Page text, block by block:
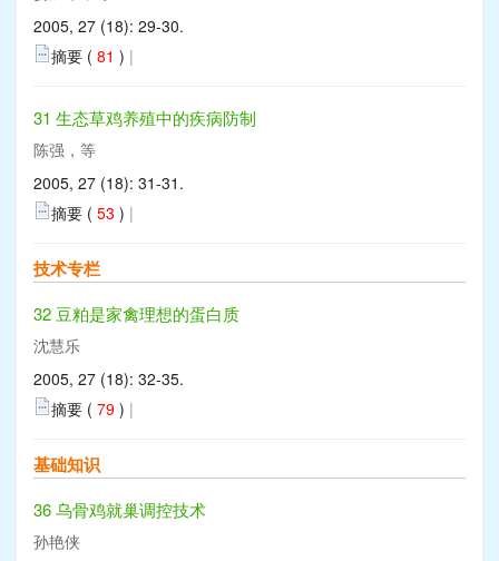
2005, 27 (18): 29-30.
摘要 ( 81 ) |
31 生态草鸡养殖中的疾病防制
陈强，等
2005, 27 (18): 31-31.
摘要 ( 53 ) |
技术专栏
32 豆粕是家禽理想的蛋白质
沈慧乐
2005, 27 (18): 32-35.
摘要 ( 79 ) |
基础知识
36 乌骨鸡就巢调控技术
孙艳侠